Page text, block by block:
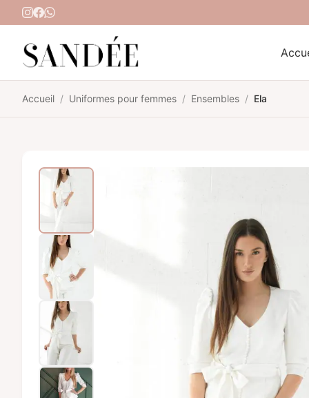
Aller au contenu
Accueil / Uniformes pour femmes / Ensembles / Ela